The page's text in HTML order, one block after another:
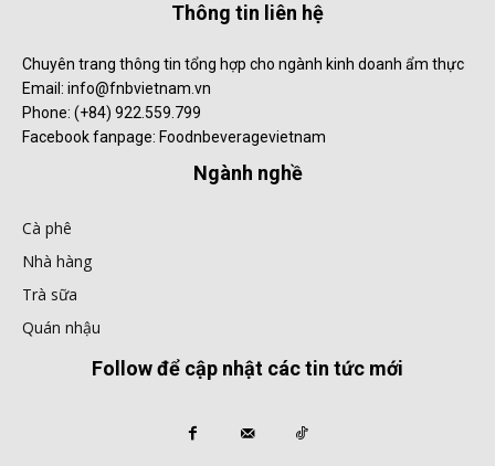
Thông tin liên hệ
Chuyên trang thông tin tổng hợp cho ngành kinh doanh ẩm thực
Email: info@fnbvietnam.vn
Phone: (+84) 922.559.799
Facebook fanpage: Foodnbeveragevietnam
Ngành nghề
Cà phê
Nhà hàng
Trà sữa
Quán nhậu
Follow để cập nhật các tin tức mới